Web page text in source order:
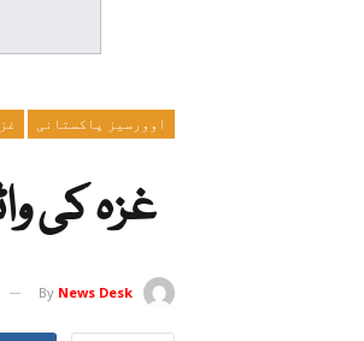
اوورسیز پاکستانی
غزہ کی
By News Desk